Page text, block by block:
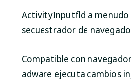
ActivityInputfld a menudo
secuestrador de
Compatible con
adware ejecuta cambios